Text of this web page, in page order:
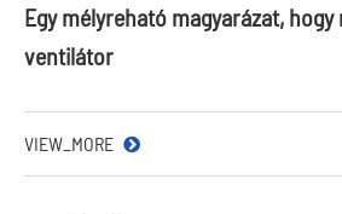
Egy mélyreható magyarázat, hogy
ventilátor
VIEW_MORE